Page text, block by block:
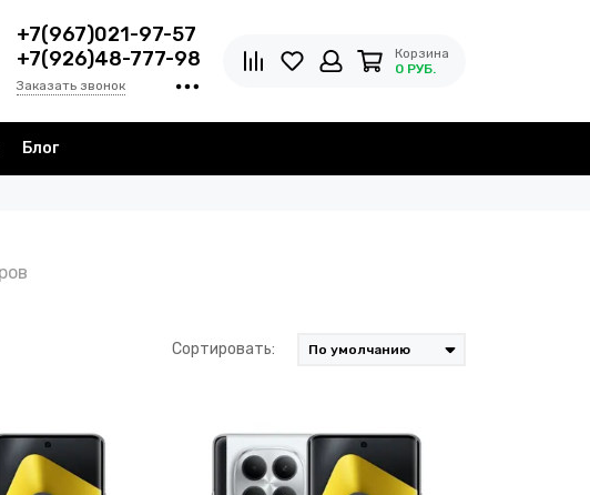
+7(967)021-97-57
+7(926)48-777-98
Заказать звонок
Корзина
0 РУБ.
Блог
Сортировать: